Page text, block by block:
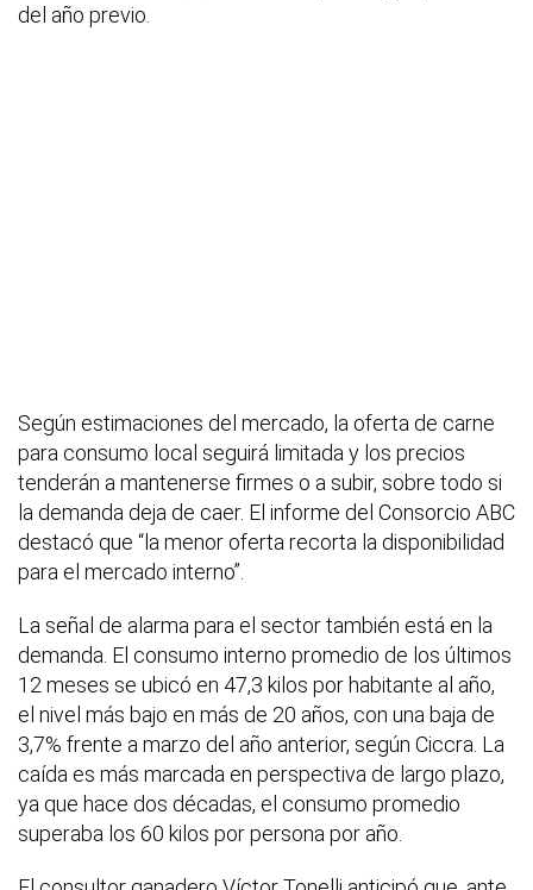
del año previo.
Según estimaciones del mercado, la oferta de carne
para consumo local seguirá limitada y los precios
tenderán a mantenerse firmes o a subir, sobre todo si
la demanda deja de caer. El informe del Consorcio ABC
destacó que “la menor oferta recorta la disponibilidad
para el mercado interno”.
La señal de alarma para el sector también está en la
demanda. El consumo interno promedio de los últimos
12 meses se ubicó en 47,3 kilos por habitante al año,
el nivel más bajo en más de 20 años, con una baja de
3,7% frente a marzo del año anterior, según Ciccra. La
caída es más marcada en perspectiva de largo plazo,
ya que hace dos décadas, el consumo promedio
superaba los 60 kilos por persona por año.